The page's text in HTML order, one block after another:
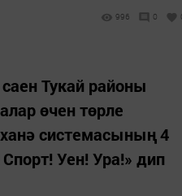
996 0
Тукай районы
өчен төрле
системасының 4
Уен! Ура!» дип